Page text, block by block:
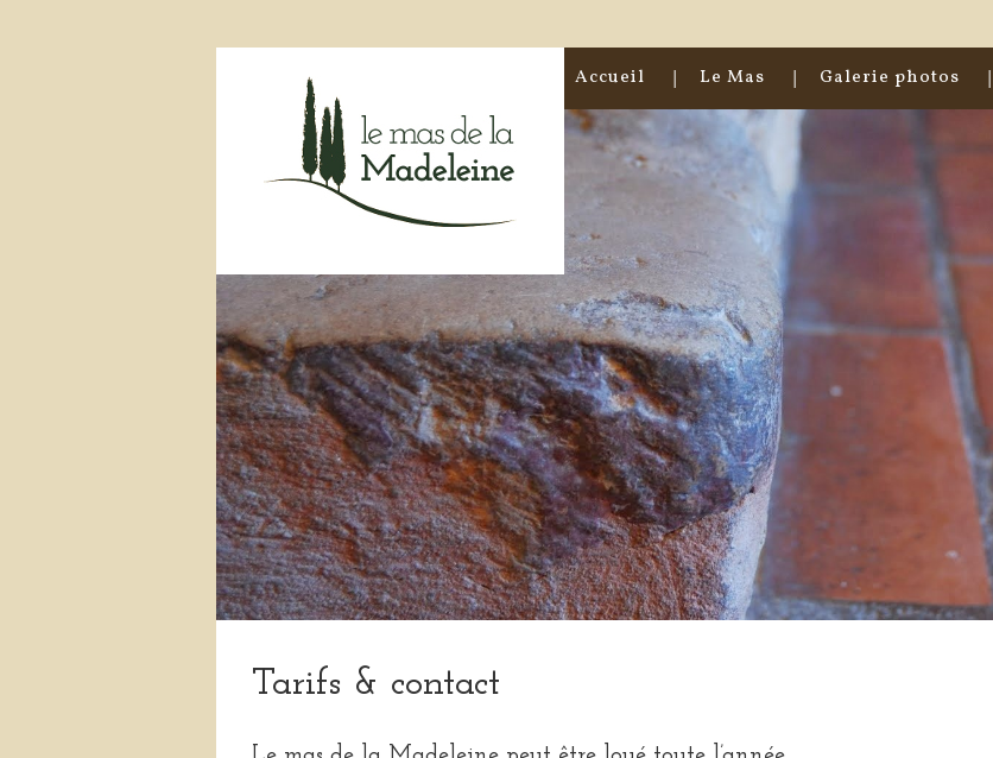
Accueil Le Mas Galerie photos
Tarifs & contact